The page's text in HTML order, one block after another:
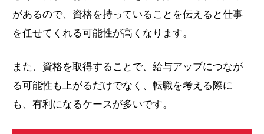
があるので、資格を持っていることを伝えると仕事
を任せてくれる可能性が高くなります。
また、資格を取得することで、給与アップにつなが
る可能性も上がるだけでなく、転職を考える際に
も、有利になるケースが多いです。